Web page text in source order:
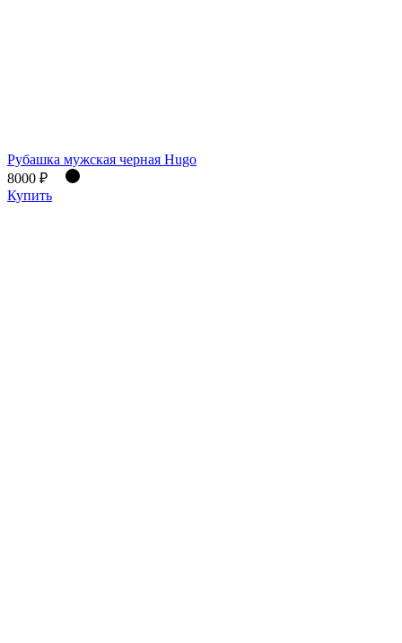
Рубашка мужская черная Hugo
8000 ₽
Купить